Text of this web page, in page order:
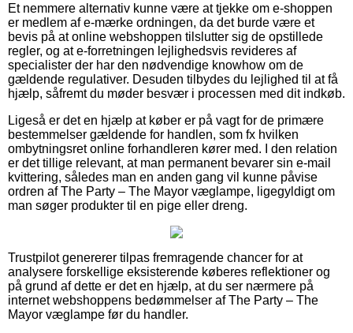
Et nemmere alternativ kunne være at tjekke om e-shoppen
er medlem af e-mærke ordningen, da det burde være et
bevis på at online webshoppen tilslutter sig de opstillede
regler, og at e-forretningen lejlighedsvis revideres af
specialister der har den nødvendige knowhow om de
gældende regulativer. Desuden tilbydes du lejlighed til at få
hjælp, såfremt du møder besvær i processen med dit indkøb.
Ligeså er det en hjælp at køber er på vagt for de primære
bestemmelser gældende for handlen, som fx hvilken
ombytningsret online forhandleren kører med. I den relation
er det tillige relevant, at man permanent bevarer sin e-mail
kvittering, således man en anden gang vil kunne påvise
ordren af The Party – The Mayor væglampe, ligegyldigt om
man søger produkter til en pige eller dreng.
Trustpilot genererer tilpas fremragende chancer for at
analysere forskellige eksisterende køberes reflektioner og
på grund af dette er det en hjælp, at du ser nærmere på
internet webshoppens bedømmelser af The Party – The
Mayor væglampe før du handler.